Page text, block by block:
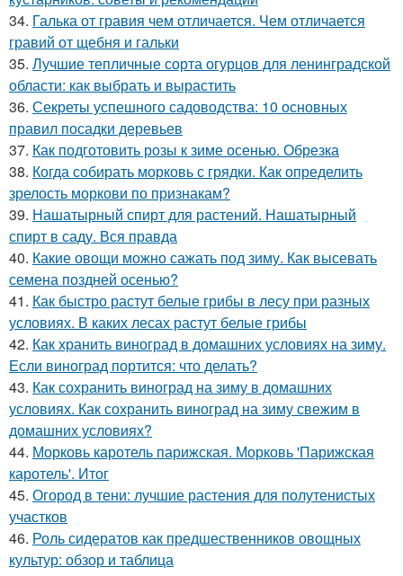
34. Галька от гравия чем отличается. Чем отличается
гравий от щебня и гальки
35. Лучшие тепличные сорта огурцов для ленинградской
области: как выбрать и вырастить
36. Секреты успешного садоводства: 10 основных
правил посадки деревьев
37. Как подготовить розы к зиме осенью. Обрезка
38. Когда собирать морковь с грядки. Как определить
зрелость моркови по признакам?
39. Нашатырный спирт для растений. Нашатырный
спирт в саду. Вся правда
40. Какие овощи можно сажать под зиму. Как высевать
семена поздней осенью?
41. Как быстро растут белые грибы в лесу при разных
условиях. В каких лесах растут белые грибы
42. Как хранить виноград в домашних условиях на зиму.
Если виноград портится: что делать?
43. Как сохранить виноград на зиму в домашних
условиях. Как сохранить виноград на зиму свежим в
домашних условиях?
44. Морковь каротель парижская. Морковь 'Парижская
каротель'. Итог
45. Огород в тени: лучшие растения для полутенистых
участков
46. Роль сидератов как предшественников овощных
культур: обзор и таблица